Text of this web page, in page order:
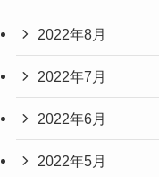
2022年8月
2022年7月
2022年6月
2022年5月